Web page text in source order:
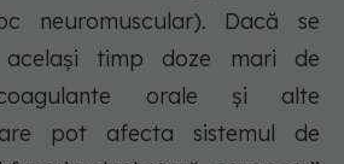
neuromuscular). Dacă se
același timp doze mari de
orale şi alte
pot afecta sistemul de